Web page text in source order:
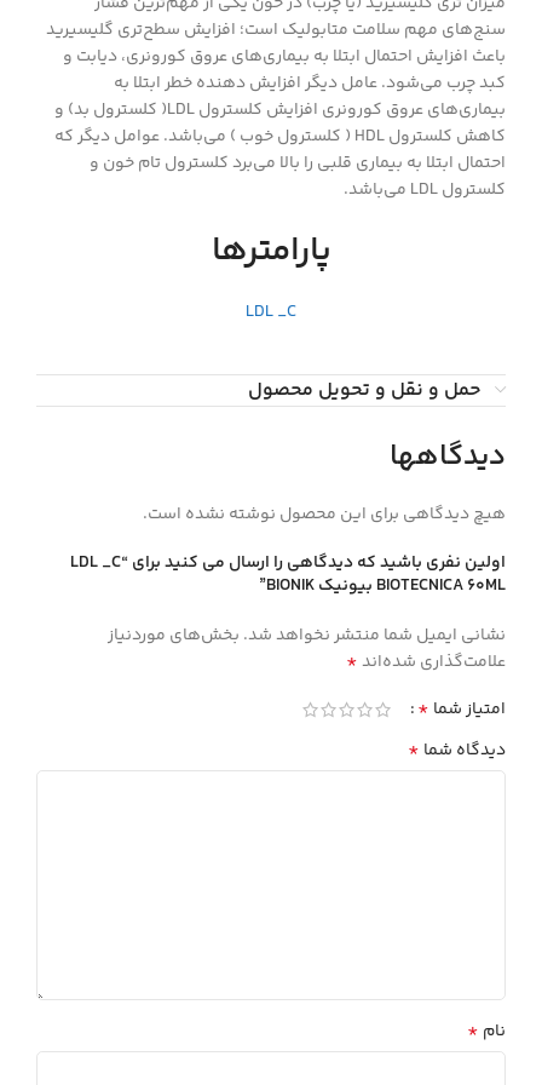
سنج‌های مهم سلامت متابولیک است؛ افزایش سطح‌تری گلیسیرید
باعث افزایش احتمال ابتلا به بیماری‌های عروق کورونری، دیابت و
کبد چرب می‌شود. عامل دیگر افزایش دهنده خطر ابتلا به
بیماری‌های عروق کورونری افزایش کلسترول LDL( کلسترول بد) و
کاهش کلسترول HDL ( کلسترول خوب ) می‌باشد. عوامل دیگر که
احتمال ابتلا به بیماری قلبی را بالا می‌برد کلسترول تام خون و
کلسترول LDL می‌باشد.
پارامترها
LDL _C
حمل و نقل و تحویل محصول
دیدگاهها
هیچ دیدگاهی برای این محصول نوشته نشده است.
اولین نفری باشید که دیدگاهی را ارسال می کنید برای “LDL _C
BIOTECNICA 60ML بيونيك BIONIK”
نشانی ایمیل شما منتشر نخواهد شد. بخش‌های موردنیاز
علامت‌گذاری شده‌اند*
امتیاز شما *
دیدگاه شما *
نام *